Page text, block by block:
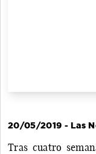
20/05/2019 - Las
Tras cuatro